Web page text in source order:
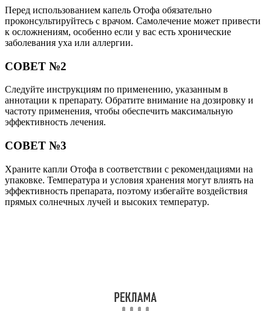
Перед использованием капель Отофа обязательно
проконсультируйтесь с врачом. Самолечение может привести
к осложнениям, особенно если у вас есть хронические
заболевания уха или аллергии.
СОВЕТ №2
Следуйте инструкциям по применению, указанным в
аннотации к препарату. Обратите внимание на дозировку и
частоту применения, чтобы обеспечить максимальную
эффективность лечения.
СОВЕТ №3
Храните капли Отофа в соответствии с рекомендациями на
упаковке. Температура и условия хранения могут влиять на
эффективность препарата, поэтому избегайте воздействия
прямых солнечных лучей и высоких температур.